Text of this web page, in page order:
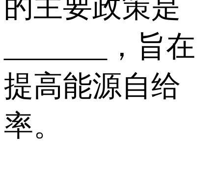
的主要政策是
_______，旨在
提高能源自给
率。